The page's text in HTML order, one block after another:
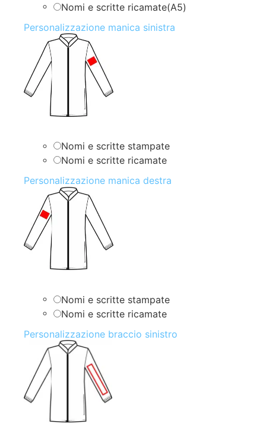
Nomi e scritte ricamate(A5)
Personalizzazione manica sinistra
Nomi e scritte stampate
Nomi e scritte ricamate
Personalizzazione manica destra
Nomi e scritte stampate
Nomi e scritte ricamate
Personalizzazione braccio sinistro